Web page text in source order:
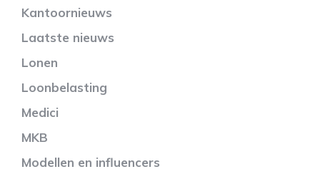
Kantoornieuws
Laatste nieuws
Lonen
Loonbelasting
Medici
MKB
Modellen en influencers